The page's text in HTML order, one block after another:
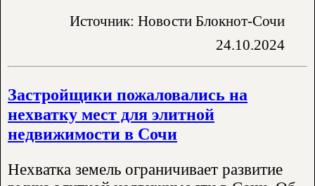
Источник: Новости Блокнот-Сочи
24.10.2024
Застройщики пожаловались на
нехватку мест для элитной
недвижимости в Сочи
Нехватка земель ограничивает развитие